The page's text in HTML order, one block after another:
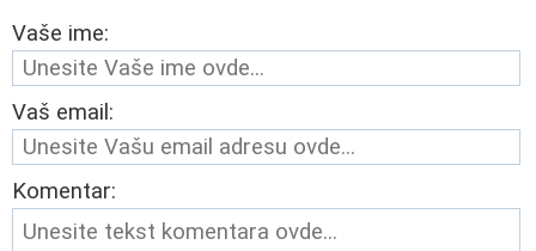
Vaše ime:
Vaš email:
Komentar: